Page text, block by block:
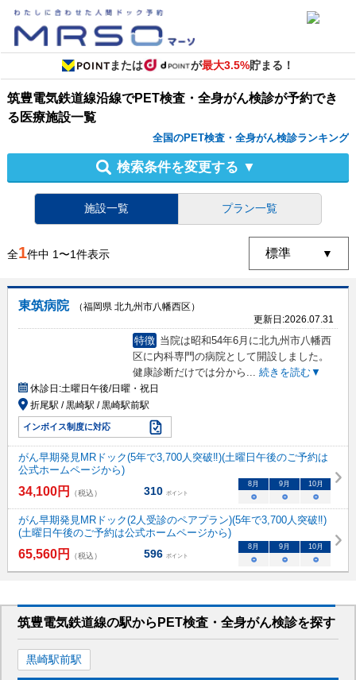
または が最大3.5%貯まる！
筑豊電気鉄道線沿線でPET検査・全身がん検診が予約でき
る医療施設一覧
全国のPET検査・全身がん検診ランキング
検索条件を変更する ▼
施設一覧 プラン一覧
全1件中 1〜1件表示
東筑病院
（福岡県 北九州市八幡西区）
更新日:2026.07.31
特徴 当院は昭和54年6月に北九州市八幡西
区に内科専門の病院として開設しました。
健康診断だけでは分から ... 続きを読む▼
休診日:土曜日午後/日曜・祝日
折尾駅 / 黒崎駅 / 黒崎駅前駅
インボイス制度に対応
がん早期発見MRドック(5年で3,700人突破‼)(土曜日午後のご予約は
公式ホームページから)
34,100円 （税込） 310 ポイント
8月 9月 10月
○ ○ ○
がん早期発見MRドック(2人受診のペアプラン)(5年で3,700人突破‼)
(土曜日午後のご予約は公式ホームページから)
65,560円 （税込） 596 ポイント
8月 9月 10月
○ ○ ○
筑豊電気鉄道線の駅から PET検査・全身がん検診を探す
黒崎駅前駅